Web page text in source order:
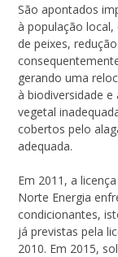
São apontados
à população
de peixes,
gerando uma
à biodiversidade
vegetal
cobertos pelo
adequada.
Em 2011, a
Norte Energia
condicionantes,
já previstas pela
2010. Em 2015,